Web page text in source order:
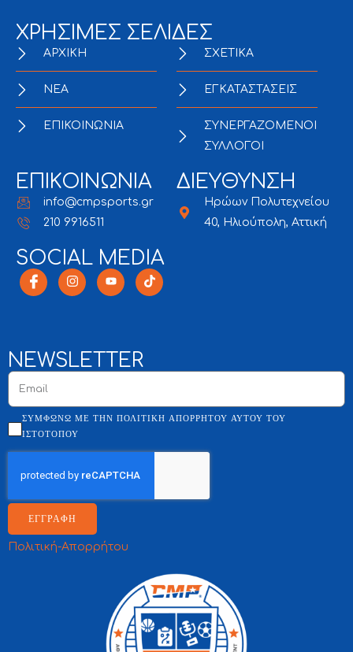
ΧΡΗΣΙΜΕΣ ΣΕΛΙΔΕΣ
ΑΡΧΙΚΗ
NEA
ΕΠΙΚΟΙΝΩΝΙΑ
ΣΧΕΤΙΚΑ
ΕΓΚΑΤΑΣΤΑΣΕΙΣ
ΣΥΝΕΡΓΑΖΟΜΕΝΟΙ
ΣΥΛΛΟΓΟΙ
ΕΠΙΚΟΙΝΩΝΙΑ
info@cmpsports.gr
210 9916511
ΔΙΕΥΘΥΝΣΗ
Ηρώων Πολυτεχνείου
40, Ηλιούπολη, Αττική
SOCIAL MEDIA
NEWSLETTER
ΣΥΜΦΩΝΏ ΜΕ ΤΗΝ ΠΟΛΙΤΙΚΉ ΑΠΟΡΡΉΤΟΥ ΑΥΤΟΎ ΤΟΥ
ΙΣΤΌΤΟΠΟΥ
ΕΓΓΡΑΦΗ
Πολιτική-Απορρήτου